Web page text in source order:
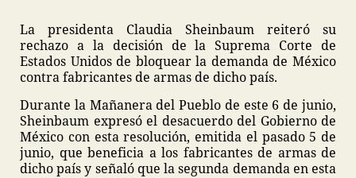
La presidenta Claudia Sheinbaum reiteró su
rechazo a la decisión de la Suprema Corte de
Estados Unidos de bloquear la demanda de México
contra fabricantes de armas de dicho país.
Durante la Mañanera del Pueblo de este 6 de junio,
Sheinbaum expresó el desacuerdo del Gobierno de
México con esta resolución, emitida el pasado 5 de
junio, que beneficia a los fabricantes de armas de
dicho país y señaló que la segunda demanda en esta